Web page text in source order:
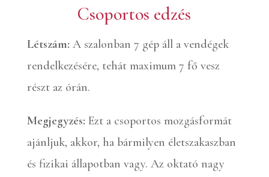
Csoportos edzés
Létszám: A szalonban 7 gép áll a vendégek
rendelkezésére, tehát maximum 7 fő vesz
részt az órán.
Megjegyzés: Ezt a csoportos mozgásformát
ajánljuk, akkor, ha bármilyen életszakaszban
és fizikai állapotban vagy. Az oktató nagy